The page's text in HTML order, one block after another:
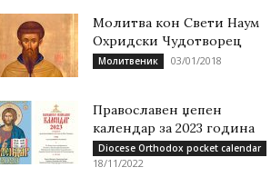
Молитва кон Свети Наум
Охридски Чудотворец
Молитвеник 03/01/2018
Православен џепен
календар за 2023 година
Diocese Orthodox pocket calendar
18/11/2022